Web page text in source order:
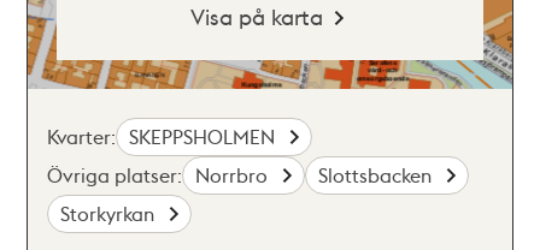
Visa på karta
Kvarter: SKEPPSHOLMEN
Övriga platser: Norrbro
Slottsbacken
Storkyrkan